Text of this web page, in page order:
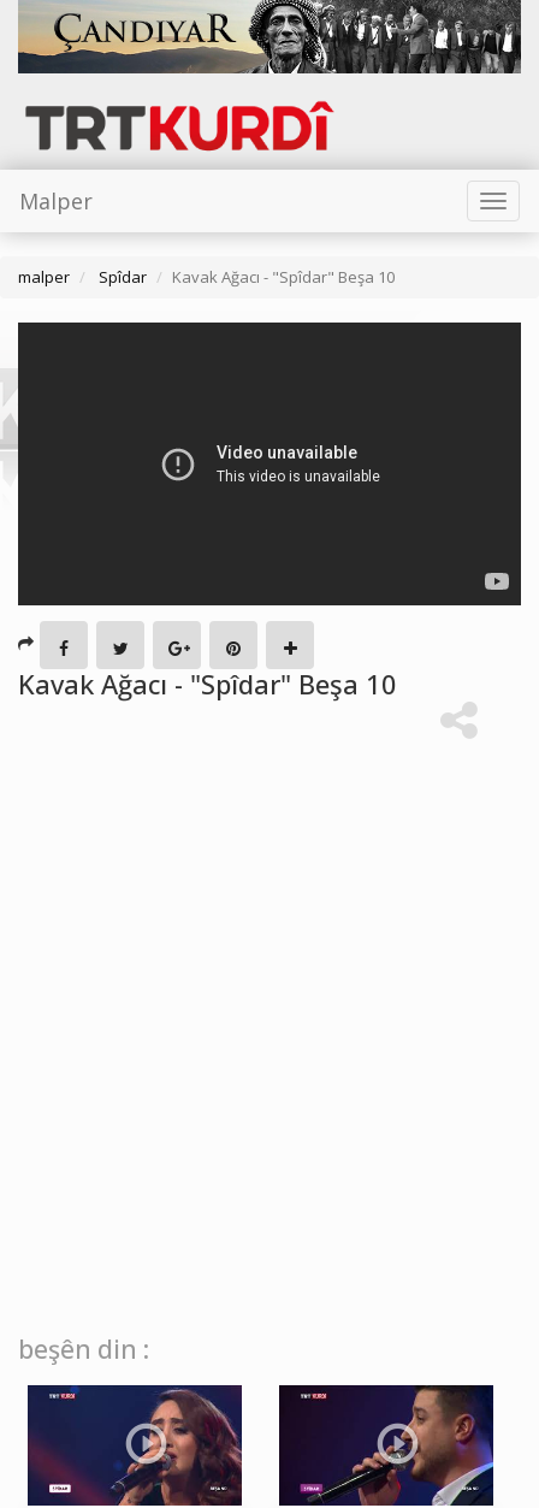
Toggle
Malper
malper Spîdar Kavak Ağacı - "Spîdar" Beşa 10
Kavak Ağacı - "Spîdar" Beşa 10
beşên din :